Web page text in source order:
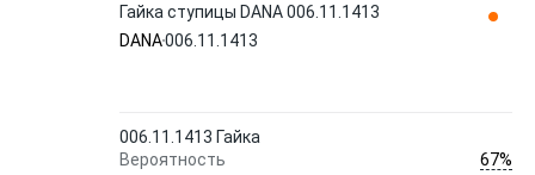
Гайка ступицы DANA 006.11.1413
DANA006.11.1413
006.11.1413 Гайка
Вероятность
67%